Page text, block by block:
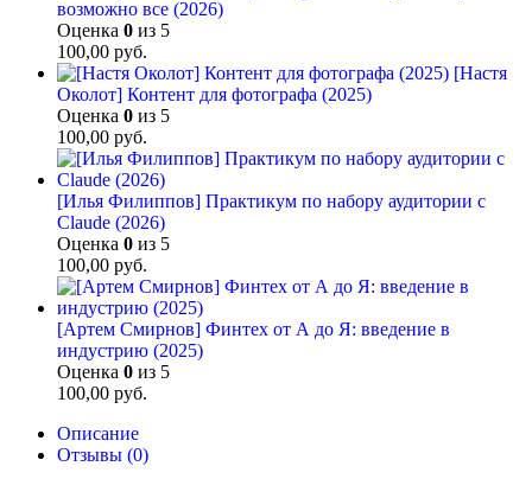
возможно все (2026)
Оценка 0 из 5
100,00 руб.
[Настя
Околот] Контент для фотографа (2025)
Оценка 0 из 5
100,00 руб.
[Илья Филиппов] Практикум по набору аудитории с
Claude (2026)
Оценка 0 из 5
100,00 руб.
[Артем Смирнов] Финтех от А до Я: введение в
индустрию (2025)
Оценка 0 из 5
100,00 руб.
Описание
Отзывы (0)